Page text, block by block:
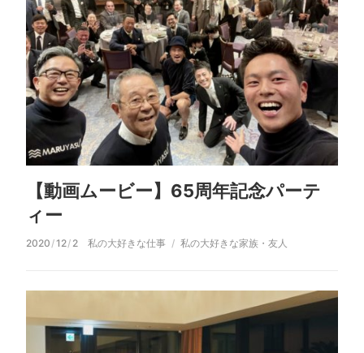
2020 /12/ 2
【動画ムービー】65周年記念パーテ
ィー
私の大好きな仕事 私の大好きな家族・友人